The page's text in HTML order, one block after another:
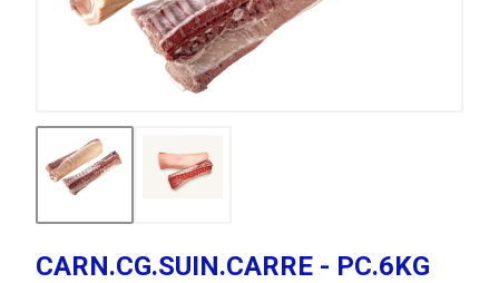
CARN.CG.SUIN.CARRE - PC.6KG